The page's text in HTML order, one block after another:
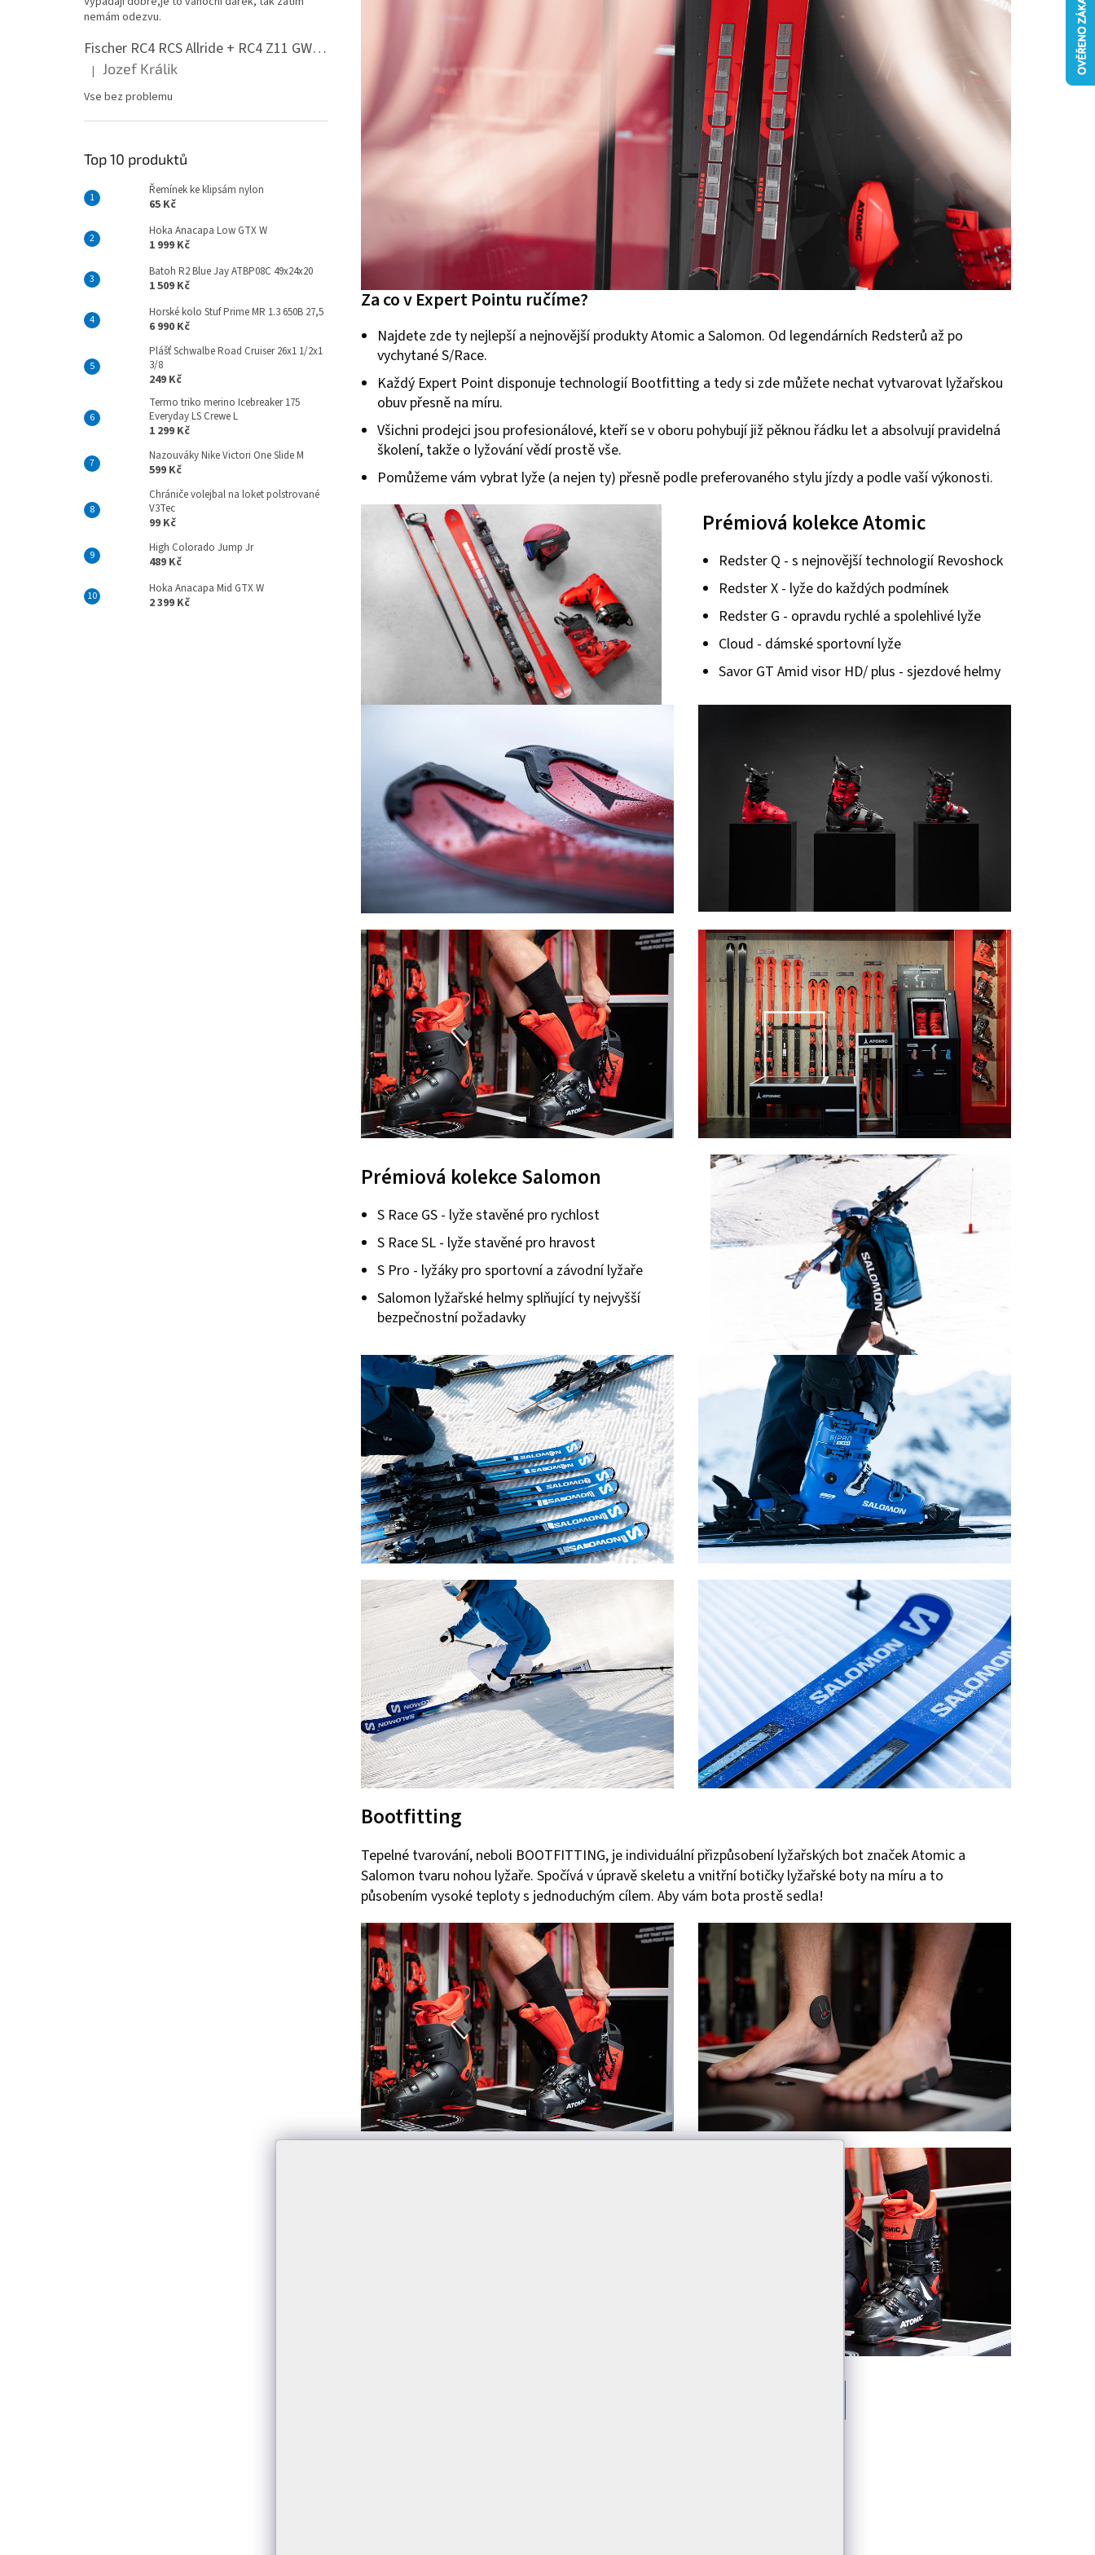
nemám odezvu.
Fischer RC4 RCS Allride + RC4 Z11 GW PR
Hodnocení produktu je 5 z 5 hvězdiček.
| Jozef Králik
Vse bez problemu
Top 10 produktů
Řemínek ke klipsám nylon
65 Kč
Hoka Anacapa Low GTX W
1 999 Kč
Batoh R2 Blue Jay ATBP08C 49x24x20
1 509 Kč
Horské kolo Stuf Prime MR 1.3 650B 27,5
6 990 Kč
Plášť Schwalbe Road Cruiser 26x1 1/2x1
3/8
249 Kč
Termo triko merino Icebreaker 175
Everyday LS Crewe L
1 299 Kč
Nazouváky Nike Victori One Slide M
599 Kč
Chrániče volejbal na loket polstrované
V3Tec
99 Kč
High Colorado Jump Jr
489 Kč
Hoka Anacapa Mid GTX W
2 399 Kč
Za co v Expert Pointu ručíme?
Najdete zde ty nejlepší a nejnovější produkty Atomic a Salomon. Od legendárních Redsterů až po
vychytané S/Race.
Každý Expert Point disponuje technologií Bootfitting a tedy si zde můžete nechat vytvarovat lyžařskou
obuv přesně na míru.
Všichni prodejci jsou profesionálové, kteří se v oboru pohybují již pěknou řádku let a absolvují pravidelná
školení, takže o lyžování vědí prostě vše.
Pomůžeme vám vybrat lyže (a nejen ty) přesně podle preferovaného stylu jízdy a podle vaší výkonosti.
Prémiová kolekce Atomic
Redster Q - s nejnovější technologií Revoshock
Redster X - lyže do každých podmínek
Redster G - opravdu rychlé a spolehlivé lyže
Cloud - dámské sportovní lyže
Savor GT Amid visor HD/ plus - sjezdové helmy
Prémiová kolekce Salomon
S Race GS - lyže stavěné pro rychlost
S Race SL - lyže stavěné pro hravost
S Pro - lyžáky pro sportovní a závodní lyžaře
Salomon lyžařské helmy splňující ty nejvyšší
bezpečnostní požadavky
Bootfitting
Tepelné tvarování, neboli BOOTFITTING, je individuální přizpůsobení lyžařských bot značek Atomic a
Salomon tvaru nohou lyžaře. Spočívá v úpravě skeletu a vnitřní botičky lyžařské boty na míru a to
působením vysoké teploty s jednoduchým cílem. Aby vám bota prostě sedla!